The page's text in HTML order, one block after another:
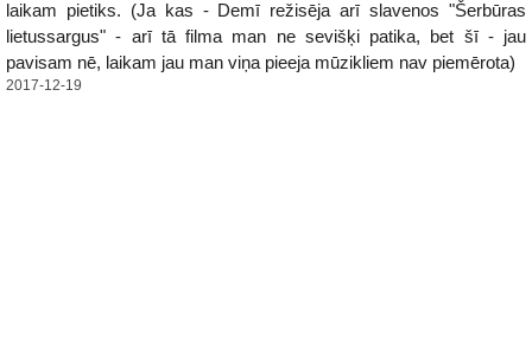
laikam pietiks. (Ja kas - Demī režisēja arī slavenos "Šerbūras
lietussargus" - arī tā filma man ne sevišķi patika, bet šī - jau
pavisam nē, laikam jau man viņa pieeja mūzikliem nav piemērota)
2017-12-19